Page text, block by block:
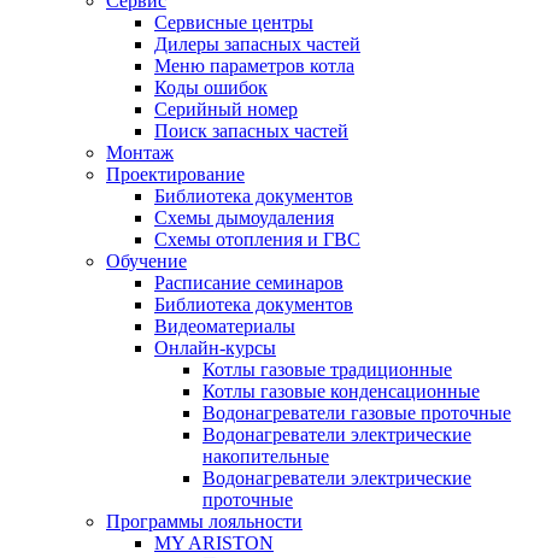
Сервисные центры
Дилеры запасных частей
Меню параметров котла
Коды ошибок
Серийный номер
Поиск запасных частей
Монтаж
Проектирование
Библиотека документов
Схемы дымоудаления
Схемы отопления и ГВС
Обучение
Расписание семинаров
Библиотека документов
Видеоматериалы
Онлайн-курсы
Котлы газовые традиционные
Котлы газовые конденсационные
Водонагреватели газовые проточные
Водонагреватели электрические
накопительные
Водонагреватели электрические
проточные
Программы лояльности
MY ARISTON